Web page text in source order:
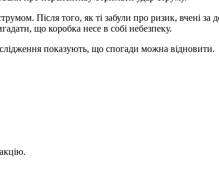
Після того, як ті забули про ризик, вчені за
що коробка несе в собі небезпеку.
показують, що спогади можна відновити.